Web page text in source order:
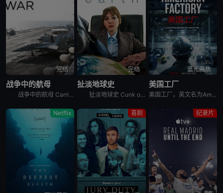
完结
战争中的航母
战争中的航母 Carriers at War分集剧情：第1集，以实时跟拍的方式，展示了超级航母布什号在阿拉伯海湾战争中的优异表现，以及强大战力背后辛苦和严禁的准备工作。机组人员严苛的修检F/A -
完结
扯淡地球史
扯淡地球史 Cunk on Earth是2022年英国喜剧纪录片。Follows Philomena Cunk as she comically tells the story of our gr
蓝光画质
美国工厂
美国工厂，英文名为American Factory，是2019年上映的美国纪录片电影。
Netflix 喜剧 纪录片